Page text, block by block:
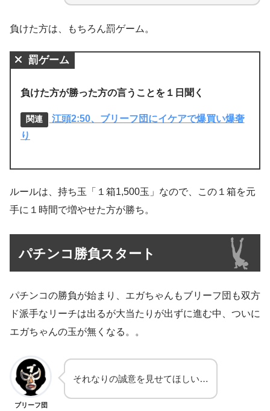
負けた方は、もちろん罰ゲーム。
罰ゲーム
負けた方が勝った方の言うことを１日聞く
江頭2:50、ブリーフ団にイケアで爆買い爆奢
り
ルールは、持ち玉「１箱1,500玉」なので、この１箱を元
手に１時間で増やせた方が勝ち。
パチンコ勝負スタート
パチンコの勝負が始まり、エガちゃんもブリーフ団も双方
ド派手なリーチは出るが大当たりが出ずに進む中、ついに
エガちゃんの玉が無くなる。。
ブリーフ団
それなりの誠意を見せてほしい…